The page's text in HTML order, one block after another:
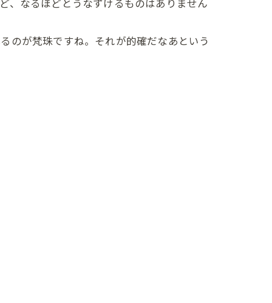
、なるほどとうなずけるものはありません
のが梵珠ですね。それが的確だなあという